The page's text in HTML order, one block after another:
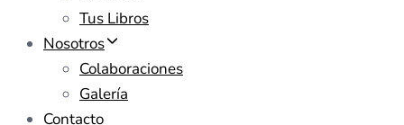
Tus Libros
Nosotros
Colaboraciones
Galería
Contacto